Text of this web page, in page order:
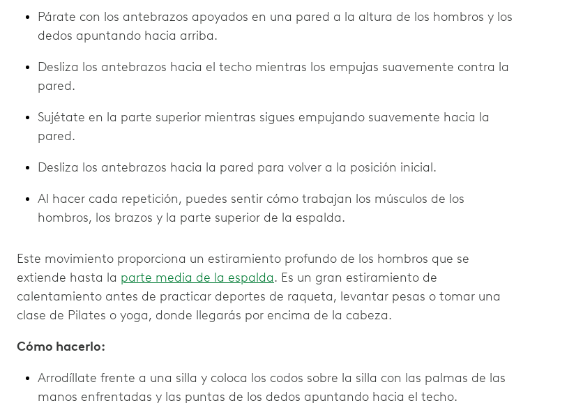
Párate con los antebrazos apoyados en una pared a la altura de los hombros y los
dedos apuntando hacia arriba.
Desliza los antebrazos hacia el techo mientras los empujas suavemente contra la
pared.
Sujétate en la parte superior mientras sigues empujando suavemente hacia la
pared.
Desliza los antebrazos hacia la pared para volver a la posición inicial.
Al hacer cada repetición, puedes sentir cómo trabajan los músculos de los
hombros, los brazos y la parte superior de la espalda.
Este movimiento proporciona un estiramiento profundo de los hombros que se
extiende hasta la parte media de la espalda. Es un gran estiramiento de
calentamiento antes de practicar deportes de raqueta, levantar pesas o tomar una
clase de Pilates o yoga, donde llegarás por encima de la cabeza.
Cómo hacerlo:
Arrodíllate frente a una silla y coloca los codos sobre la silla con las palmas de las
manos enfrentadas y las puntas de los dedos apuntando hacia el techo.